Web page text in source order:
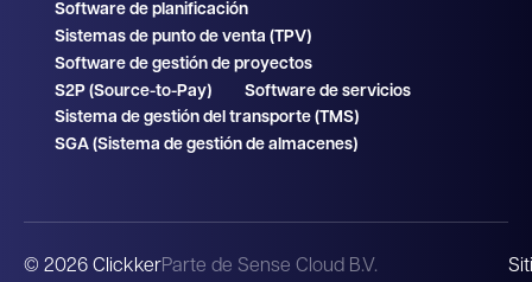
Software de planificación
Sistemas de punto de venta (TPV)
Software de gestión de proyectos
S2P (Source-to-Pay)
Software de servicios
Sistema de gestión del transporte (TMS)
SGA (Sistema de gestión de almacenes)
© 2026 ClickkerParte de Sense Cloud B.V.